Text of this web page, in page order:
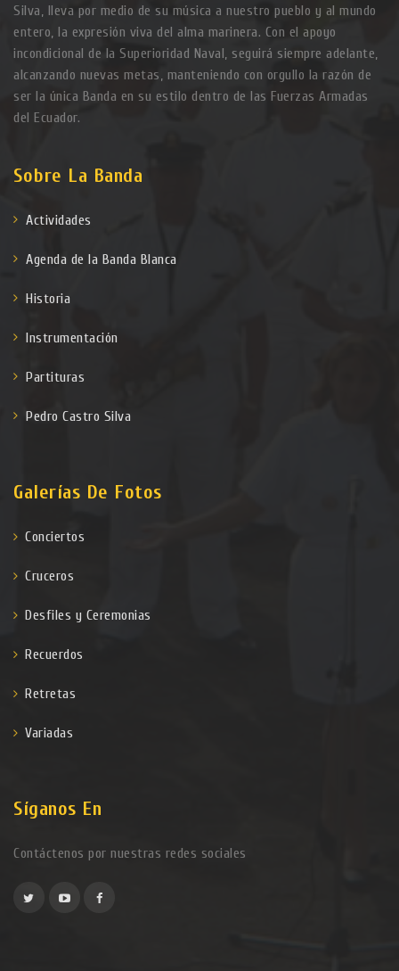
Silva, lleva por medio de su música a nuestro pueblo y al mundo
entero, la expresión viva del alma marinera. Con el apoyo
incondicional de la Superioridad Naval, seguirá siempre adelante,
alcanzando nuevas metas, manteniendo con orgullo la razón de
ser la única Banda en su estilo dentro de las Fuerzas Armadas
del Ecuador.
Sobre La Banda
Actividades
Agenda de la Banda Blanca
Historia
Instrumentación
Partituras
Pedro Castro Silva
Galerías De Fotos
Conciertos
Cruceros
Desfiles y Ceremonias
Recuerdos
Retretas
Variadas
Síganos En
Contáctenos por nuestras redes sociales